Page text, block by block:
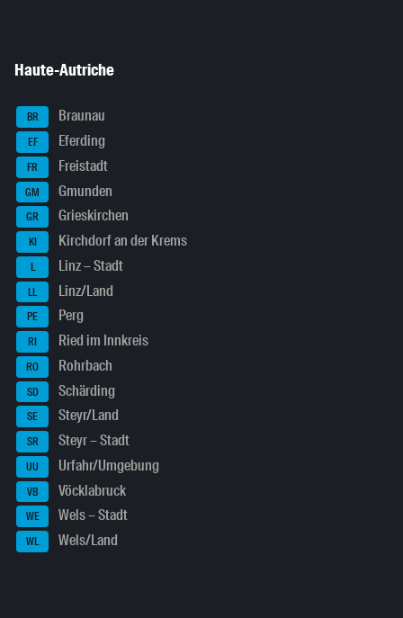
Haute-Autriche
BR Braunau
EF Eferding
FR Freistadt
GM Gmunden
GR Grieskirchen
KI Kirchdorf an der Krems
L Linz – Stadt
LL Linz/Land
PE Perg
RI Ried im Innkreis
RO Rohrbach
SD Schärding
SE Steyr/Land
SR Steyr – Stadt
UU Urfahr/Umgebung
VB Vöcklabruck
WE Wels – Stadt
WL Wels/Land